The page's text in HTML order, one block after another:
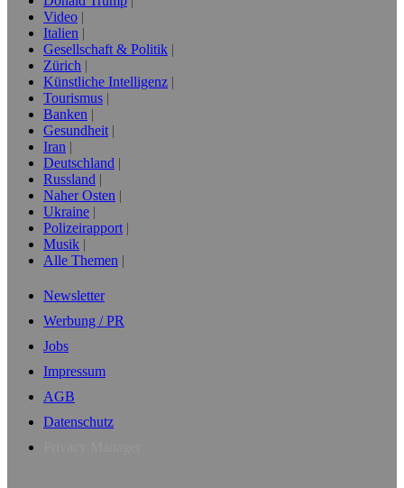
Video
Italien
Gesellschaft & Politik
Zürich
Künstliche Intelligenz
Tourismus
Banken
Gesundheit
Iran
Deutschland
Russland
Naher Osten
Ukraine
Polizeirapport
Musik
Alle Themen
Newsletter
Werbung / PR
Jobs
Impressum
AGB
Datenschutz